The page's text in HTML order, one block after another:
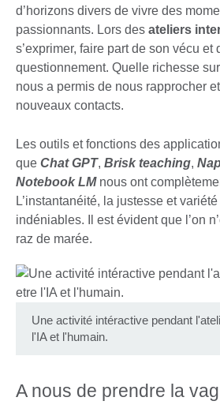
d’horizons divers de vivre des
passionnants. Lors des ateliers
s’exprimer, faire part de son vécu et
questionnement. Quelle richesse
nous a permis de nous rapprocher
nouveaux contacts.
Les outils et fonctions des
que Chat GPT, Brisk teaching,
Notebook LMnous ont
L’instantanéité, la justesse et
indéniables. Il est évident que l’on
raz de marée.
Une activité intéractive pendant
l'IA et l'humain.
A nous de prendre la